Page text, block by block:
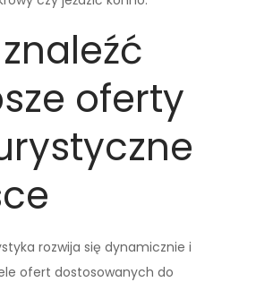
oferty
rozwija się dynamicznie i
ofert dostosowanych do